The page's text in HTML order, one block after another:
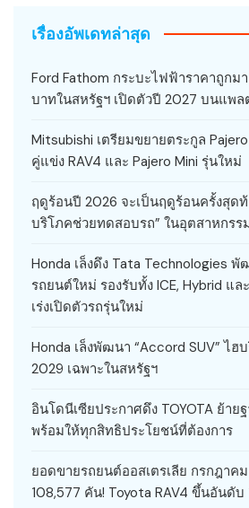
เรื่องอัพเดทล่าสุด
Ford Fathom กระบะไฟฟ้าราคาถูกม
บาทในสหรัฐฯ เปิดตัวปี 2027 บนแพล
Mitsubishi เตรียมขยายตระกูล
คู่แข่ง RAV4 และ Pajero Mini รุ่นใหม่
ฤดูร้อนปี 2026 จะเป็นฤดูร้อนครั้งสุด
บริโภคช่วยทดสอบรถ” ในอุตสาหกร
Honda เล็งดึง Tata Technologies
รถยนต์ใหม่ รองรับทั้ง ICE, Hybrid แ
เร่งเปิดตัวรถรุ่นใหม่
Honda เล็งพัฒนา “Accord SUV” ไฮ
2029 เฉพาะในสหรัฐฯ
อินโดนีเซียประกาศดึง TOYOTA ย้า
พร้อมให้ทุกสิทธิประโยชน์ที่ต้องการ
ยอดขายรถยนต์ออสเตรเลีย กรกฎาค
108,577 คัน! Toyota RAV4 ขึ้นอันดับ